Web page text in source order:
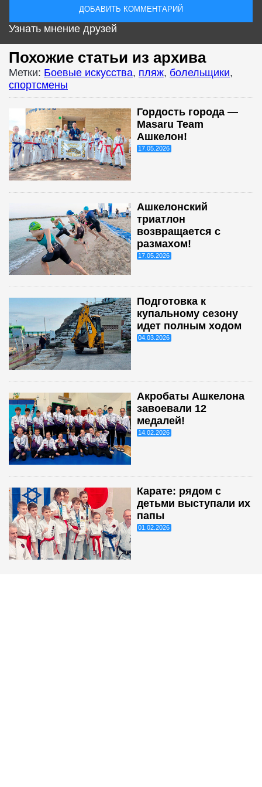
Узнать мнение друзей
Похожие статьи из архива
Метки: Боевые искусства, пляж, болельщики,
спортсмены
Гордость города —
Masaru Team
Ашкелон!
17.05.2026
Ашкелонский
триатлон
возвращается с
размахом!
17.05.2026
Подготовка к
купальному сезону
идет полным ходом
04.03.2026
Акробаты Ашкелона
завоевали 12
медалей!
14.02.2026
Карате: рядом с
детьми выступали их
папы
01.02.2026